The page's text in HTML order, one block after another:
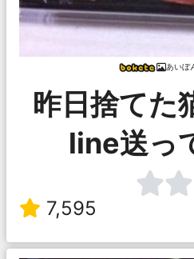
あいぼ
昨日捨てた
line送っ
7,595